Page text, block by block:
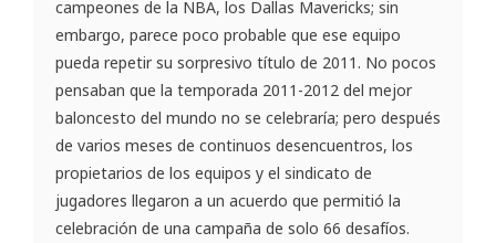
campeones de la NBA, los Dallas Mavericks; sin
embargo, parece poco probable que ese equipo
pueda repetir su sorpresivo título de 2011. No pocos
pensaban que la temporada 2011-2012 del mejor
baloncesto del mundo no se celebraría; pero después
de varios meses de continuos desencuentros, los
propietarios de los equipos y el sindicato de
jugadores llegaron a un acuerdo que permitió la
celebración de una campaña de solo 66 desafíos.